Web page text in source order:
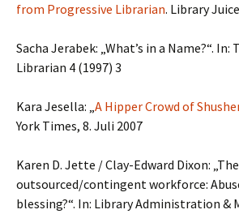
from Progressive Librarian. Library
Sacha Jerabek: „What’s in a Name?“. In:
Librarian 4 (1997) 3
Kara Jesella: „A Hipper Crowd of
York Times, 8. Juli 2007
Karen D. Jette / Clay-Edward Dixon: „The
outsourced/contingent workforce:
blessing?“. In: Library Administration &